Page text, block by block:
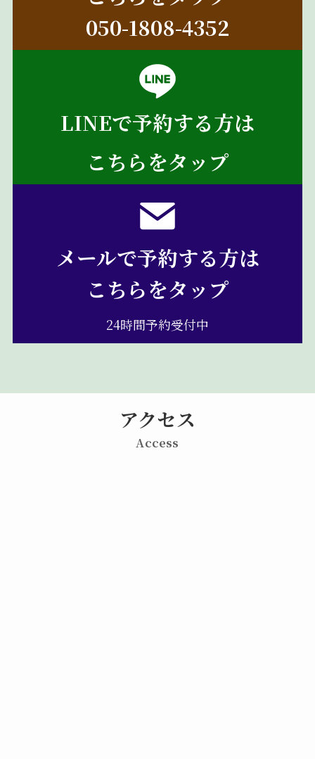
050-1808-4352
LINEで予約する方は
こちらをタップ
メールで予約する方は
こちらをタップ
24時間予約受付中
アクセス
Access